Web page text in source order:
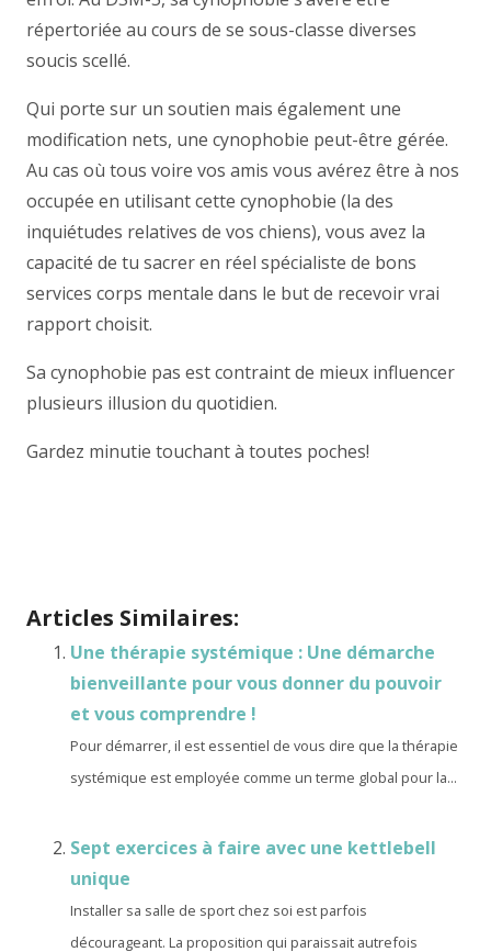
répertoriée au cours de se sous-classe diverses
soucis scellé.
Qui porte sur un soutien mais également une
modification nets, une cynophobie peut-être gérée.
Au cas où tous voire vos amis vous avérez être à nos
occupée en utilisant cette cynophobie (la des
inquiétudes relatives de vos chiens), vous avez la
capacité de tu sacrer en réel spécialiste de bons
services corps mentale dans le but de recevoir vrai
rapport choisit.
Sa cynophobie pas est contraint de mieux influencer
plusieurs illusion du quotidien.
Gardez minutie touchant à toutes poches!
Articles Similaires:
Une thérapie systémique : Une démarche
bienveillante pour vous donner du pouvoir
et vous comprendre !
Pour démarrer, il est essentiel de vous dire que la thérapie
systémique est employée comme un terme global pour la...
Sept exercices à faire avec une kettlebell
unique
Installer sa salle de sport chez soi est parfois
décourageant. La proposition qui paraissait autrefois